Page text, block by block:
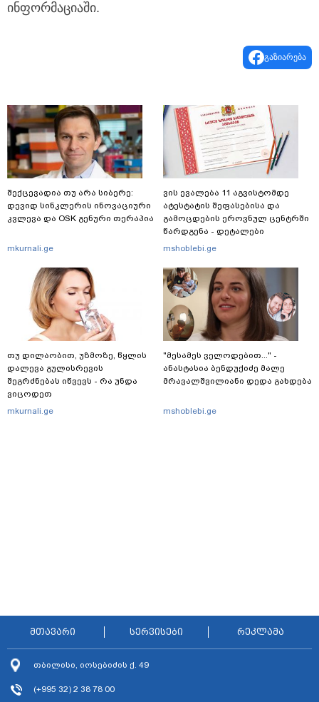
ინფორმაციაში.
გაზიარება
შექცევადია თუ არა სიბერე:
დევიდ სინკლერის ინოვაციური
კვლევა და OSK გენური თერაპია
mkurnali.ge
თუ დილაობით, უზმოზე, წყლის
დალევა გულისრევის
შეგრძნებას იწვევს - რა უნდა
ვიცოდეთ
mkurnali.ge
ვის ევალება 11 აგვისტომდე
ატესტატის შეფასებისა და
გამოცდების ეროვნულ ცენტრში
წარდგენა - დეტალები
mshoblebi.ge
"მესამეს ველოდებით..." -
ანასტასია ბენდუქიძე მალე
მრავალშვილიანი დედა გახდება
mshoblebi.ge
მთავარი სერვისები რეკლამა
თბილისი, იოსებიძის ქ. 49
(+995 32) 2 38 78 00